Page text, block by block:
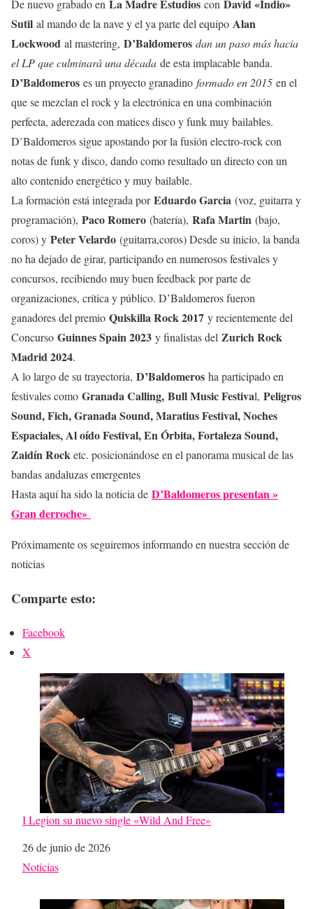
De nuevo grabado en La Madre Estudios con David «Indio»
Sutil al mando de la nave y el ya parte del equipo Alan
Lockwood al mastering, D’Baldomeros dan un paso más hacia
el LP que culminará una década de esta implacable banda.
D’Baldomeros es un proyecto granadino formado en 2015 en el
que se mezclan el rock y la electrónica en una combinación
perfecta, aderezada con matices disco y funk muy bailables.
D’Baldomeros sigue apostando por la fusión electro-rock con
notas de funk y disco, dando como resultado un directo con un
alto contenido energético y muy bailable.
La formación está integrada porEduardo Garcia (voz, guitarra y
programación), Paco Romero (batería), Rafa Martin (bajo,
coros) y Peter Velardo (guitarra,coros) Desde su inicio, la banda
no ha dejado de girar, participando en numerosos festivales y
concursos, recibiendo muy buen feedback por parte de
organizaciones, crítica y público. D’Baldomeros fueron
ganadores del premio Quiskilla Rock 2017 y recientemente del
Concurso Guinnes Spain 2023 y finalistas del Zurich Rock
Madrid 2024.
A lo largo de su trayectoria, D’Baldomeros ha participado en
festivales como Granada Calling, Bull Music Festival, Peligros
Sound, Fich, Granada Sound, Maratius Festival, Noches
Espaciales, Al oído Festival, En Órbita, Fortaleza Sound,
Zaidín Rocketc. posicionándose en el panorama musical de las
bandas andaluzas emergentes
Hasta aquí ha sido la noticia de D’Baldomeros presentan »
Gran derroche»
Próximamente os seguiremos informando en nuestra sección de
noticias
Comparte esto:
Facebook
X
I Legion su nuevo single «Wild And Free»
Fecha
26 de junio de 2026
Respecto a
Noticias